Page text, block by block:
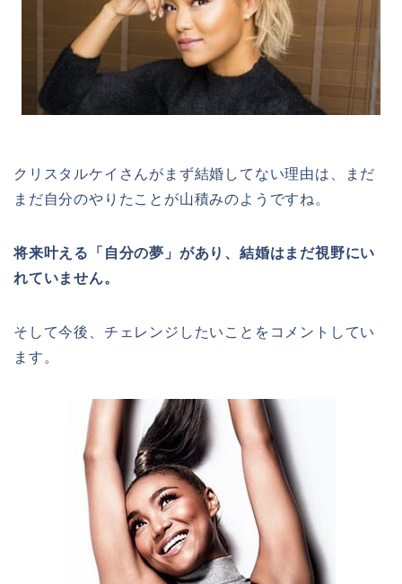
クリスタルケイさんがまず結婚してない理由は、まだ
まだ自分のやりたことが山積みのようですね。
将来叶える「自分の夢」があり、結婚はまだ視野にい
れていません。
そして今後、チェレンジしたいことをコメントしてい
ます。